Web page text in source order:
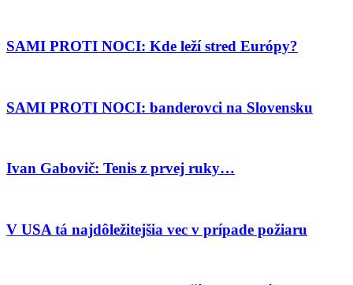
SAMI PROTI NOCI: Kde leží stred Európy?
SAMI PROTI NOCI: banderovci na Slovensku
Ivan Gabovič: Tenis z prvej ruky…
V USA tá najdôležitejšia vec v prípade požiaru